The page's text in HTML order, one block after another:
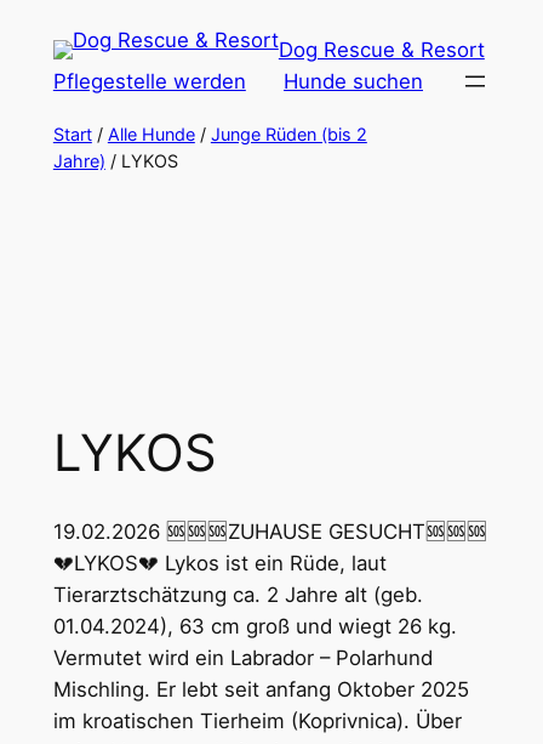
Inhalt
springen
Dog Rescue & Resort
Pflegestelle werden
Hunde suchen
Start/ Alle Hunde/ Junge Rüden (bis 2
Jahre) / LYKOS
LYKOS
19.02.2026 🆘🆘🆘ZUHAUSE GESUCHT🆘🆘🆘
💔LYKOS💔 Lykos ist ein Rüde, laut
Tierarztschätzung ca. 2 Jahre alt (geb.
01.04.2024), 63 cm groß und wiegt 26 kg.
Vermutet wird ein Labrador – Polarhund
Mischling. Er lebt seit anfang Oktober 2025
im kroatischen Tierheim (Koprivnica). Über